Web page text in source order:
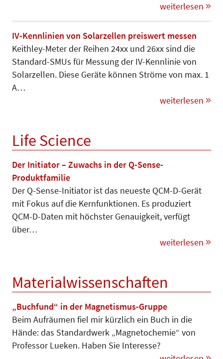
weiterlesen
IV-Kennlinien von Solarzellen preiswert messen
Keithley-Meter der Reihen 24xx und 26xx sind die
Standard-SMUs für Messung der IV-Kennlinie von
Solarzellen. Diese Geräte können Strö­me von max. 1
A…
weiterlesen
Life Science
Der Initiator – Zuwachs in der Q-Sense-
Produktfamilie
Der Q-Sense-Initiator ist das neueste QCM-D-Gerät
mit Fokus auf die Kernfunktionen. Es produziert
QCM-D-Daten mit höchster Genauigkeit, verfügt
über…
weiterlesen
Materialwissenschaften
„Buchfund“ in der Magnetismus-Gruppe
Beim Aufräumen fiel mir kürzlich ein Buch in die
Hände: das Standardwerk „Magnetochemie“ von
Professor Lue­ken. Haben Sie Interesse?